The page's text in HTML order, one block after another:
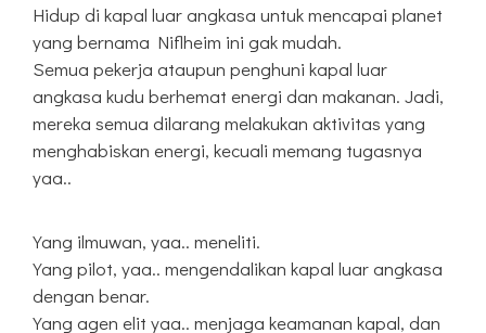
Hidup di kapal luar angkasa untuk mencapai planet
yang bernama Niflheim ini gak mudah.
Semua pekerja ataupun penghuni kapal luar
angkasa kudu berhemat energi dan makanan. Jadi,
mereka semua dilarang melakukan aktivitas yang
menghabiskan energi, kecuali memang tugasnya
yaa..
Yang ilmuwan, yaa.. meneliti.
Yang pilot, yaa.. mengendalikan kapal luar angkasa
dengan benar.
Yang agen elit yaa.. menjaga keamanan kapal, dan